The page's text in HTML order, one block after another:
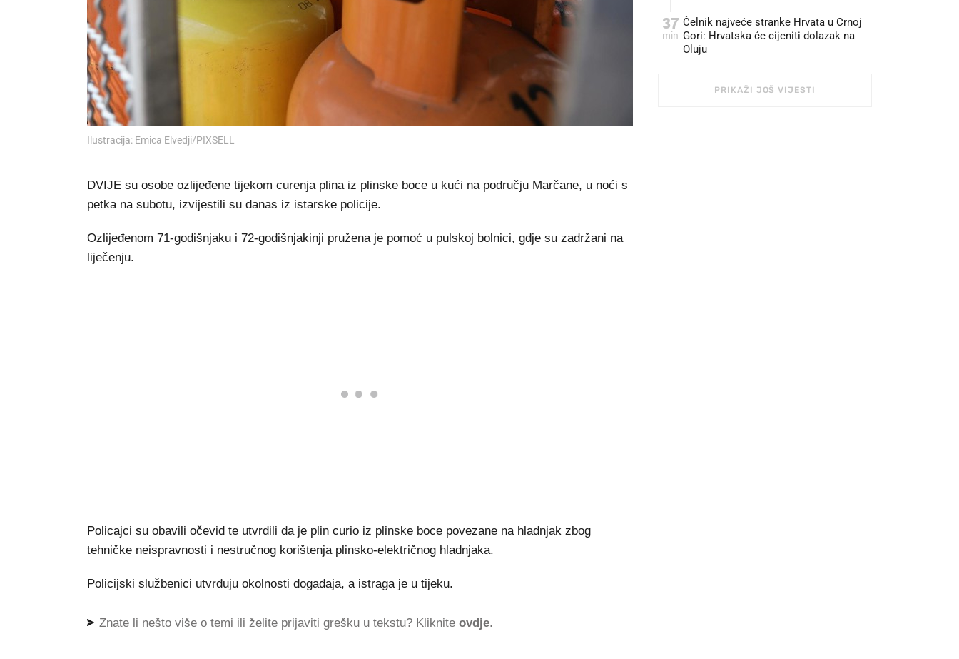
Ilustracija: Emica Elvedji/PIXSELL
DVIJE su osobe ozlijeđene tijekom curenja plina iz plinske boce u kući na području Marčane, u noći s
petka na subotu, izvijestili su danas iz istarske policije.
Ozlijeđenom 71-godišnjaku i 72-godišnjakinji pružena je pomoć u pulskoj bolnici, gdje su zadržani na
liječenju.
Policajci su obavili očevid te utvrdili da je plin curio iz plinske boce povezane na hladnjak zbog
tehničke neispravnosti i nestručnog korištenja plinsko-električnog hladnjaka.
Policijski službenici utvrđuju okolnosti događaja, a istraga je u tijeku.
Znate li nešto više o temi ili želite prijaviti grešku u tekstu? Kliknite ovdje.
37
min
Čelnik najveće stranke Hrvata u Crnoj
Gori: Hrvatska će cijeniti dolazak na
Oluju
PRIKAŽI JOŠ VIJESTI